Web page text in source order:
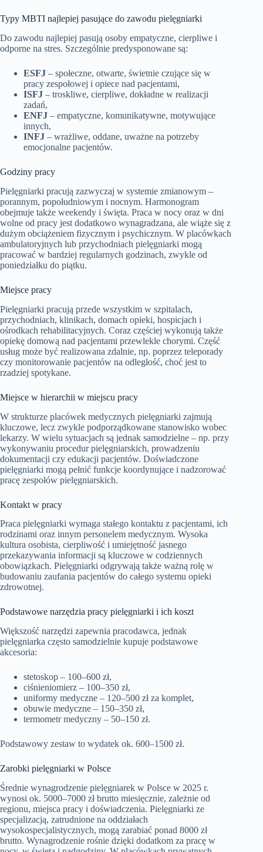
Typy MBTI najlepiej pasujące do zawodu pielęgniarki
Do zawodu najlepiej pasują osoby empatyczne, cierpliwe i
odporne na stres. Szczególnie predysponowane są:
ESFJ – społeczne, otwarte, świetnie czujące się w
pracy zespołowej i opiece nad pacjentami,
ISFJ – troskliwe, cierpliwe, dokładne w realizacji
zadań,
ENFJ – empatyczne, komunikatywne, motywujące
innych,
INFJ – wrażliwe, oddane, uważne na potrzeby
emocjonalne pacjentów.
Godziny pracy
Pielęgniarki pracują zazwyczaj w systemie zmianowym –
porannym, popołudniowym i nocnym. Harmonogram
obejmuje także weekendy i święta. Praca w nocy oraz w dni
wolne od pracy jest dodatkowo wynagradzana, ale wiąże się z
dużym obciążeniem fizycznym i psychicznym. W placówkach
ambulatoryjnych lub przychodniach pielęgniarki mogą
pracować w bardziej regularnych godzinach, zwykle od
poniedziałku do piątku.
Miejsce pracy
Pielęgniarki pracują przede wszystkim w szpitalach,
przychodniach, klinikach, domach opieki, hospicjach i
ośrodkach rehabilitacyjnych. Coraz częściej wykonują także
opiekę domową nad pacjentami przewlekle chorymi. Część
usług może być realizowana zdalnie, np. poprzez teleporady
czy monitorowanie pacjentów na odległość, choć jest to
rzadziej spotykane.
Miejsce w hierarchii w miejscu pracy
W strukturze placówek medycznych pielęgniarki zajmują
kluczowe, lecz zwykle podporządkowane stanowisko wobec
lekarzy. W wielu sytuacjach są jednak samodzielne – np. przy
wykonywaniu procedur pielęgniarskich, prowadzeniu
dokumentacji czy edukacji pacjentów. Doświadczone
pielęgniarki mogą pełnić funkcje koordynujące i nadzorować
pracę zespołów pielęgniarskich.
Kontakt w pracy
Praca pielęgniarki wymaga stałego kontaktu z pacjentami, ich
rodzinami oraz innym personelem medycznym. Wysoka
kultura osobista, cierpliwość i umiejętność jasnego
przekazywania informacji są kluczowe w codziennych
obowiązkach. Pielęgniarki odgrywają także ważną rolę w
budowaniu zaufania pacjentów do całego systemu opieki
zdrowotnej.
Podstawowe narzędzia pracy pielęgniarki i ich koszt
Większość narzędzi zapewnia pracodawca, jednak
pielęgniarka często samodzielnie kupuje podstawowe
akcesoria:
stetoskop – 100–600 zł,
ciśnieniomierz – 100–350 zł,
uniformy medyczne – 120–500 zł za komplet,
obuwie medyczne – 150–350 zł,
termometr medyczny – 50–150 zł.
Podstawowy zestaw to wydatek ok. 600–1500 zł.
Zarobki pielęgniarki w Polsce
Średnie wynagrodzenie pielęgniarek w Polsce w 2025 r.
wynosi ok. 5000–7000 zł brutto miesięcznie, zależnie od
regionu, miejsca pracy i doświadczenia. Pielęgniarki ze
specjalizacją, zatrudnione na oddziałach
wysokospecjalistycznych, mogą zarabiać ponad 8000 zł
brutto. Wynagrodzenie rośnie dzięki dodatkom za pracę w